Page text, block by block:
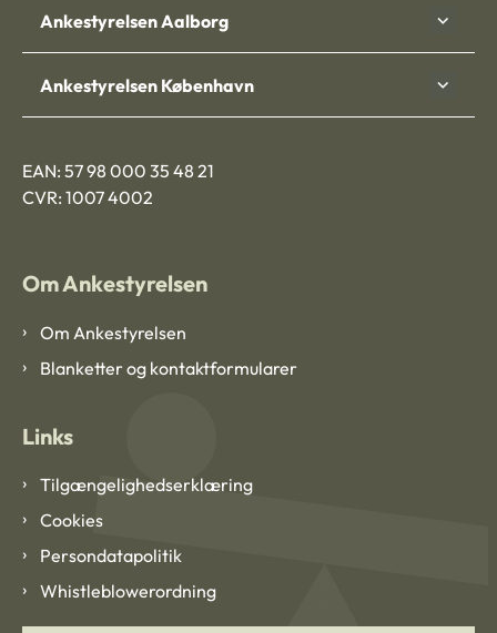
Ankestyrelsen Aalborg
Ankestyrelsen København
EAN: 57 98 000 35 48 21
CVR: 1007 4002
Om Ankestyrelsen
Om Ankestyrelsen
Blanketter og kontaktformularer
Links
Tilgængelighedserklæring
Cookies
Persondatapolitik
Whistleblowerordning